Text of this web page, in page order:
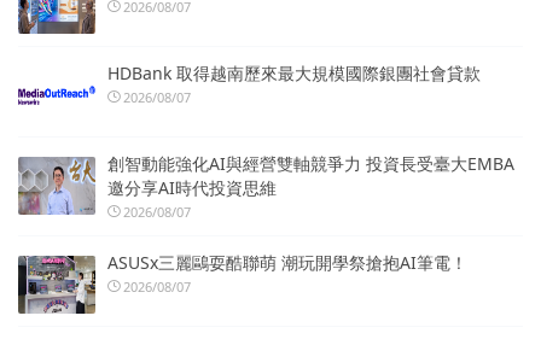
2026/08/07
HDBank 取得越南歷來最大規模國際銀團社會貸款
2026/08/07
創智動能強化AI與經營雙軸競爭力 投資長受臺大EMBA
邀分享AI時代投資思維
2026/08/07
ASUSx三麗鷗耍酷聯萌 潮玩開學祭搶抱AI筆電！
2026/08/07